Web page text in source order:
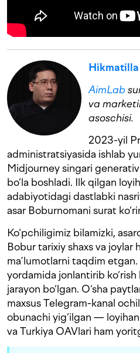
AimLab
va
asoschisi.
2023-yil
administratsiyasida ishlab
Midjourney singari
bo‘la boshladi. Ilk qilgan
adabiyotidagi dastlabki
asar Boburnomani surat
Ko‘pchiligimiz bilamizki,
Bobur tarixiy shaxs va joylar
ma’lumotlarni taqdim
yordamida jonlantirib
jarayon bo‘lgan. O‘sha
maxsus Telegram-kanal
obunachi yig‘ilgan —
va Turkiya OAVlari ham